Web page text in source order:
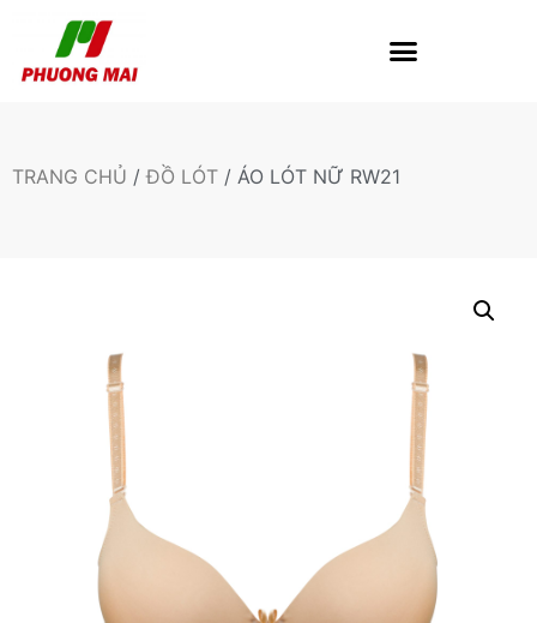
TRANG CHỦ /ĐỒ LÓT / ÁO LÓT NỮ RW21